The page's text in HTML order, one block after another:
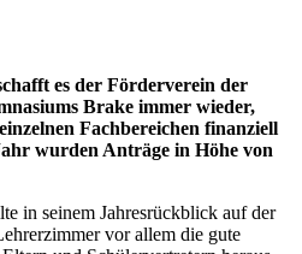
es der Förderverein der
Brake immer wieder,
Fachbereichen finanziell
wurden Anträge in Höhe von
in seinem Jahresrückblick auf der
vor allem die gute